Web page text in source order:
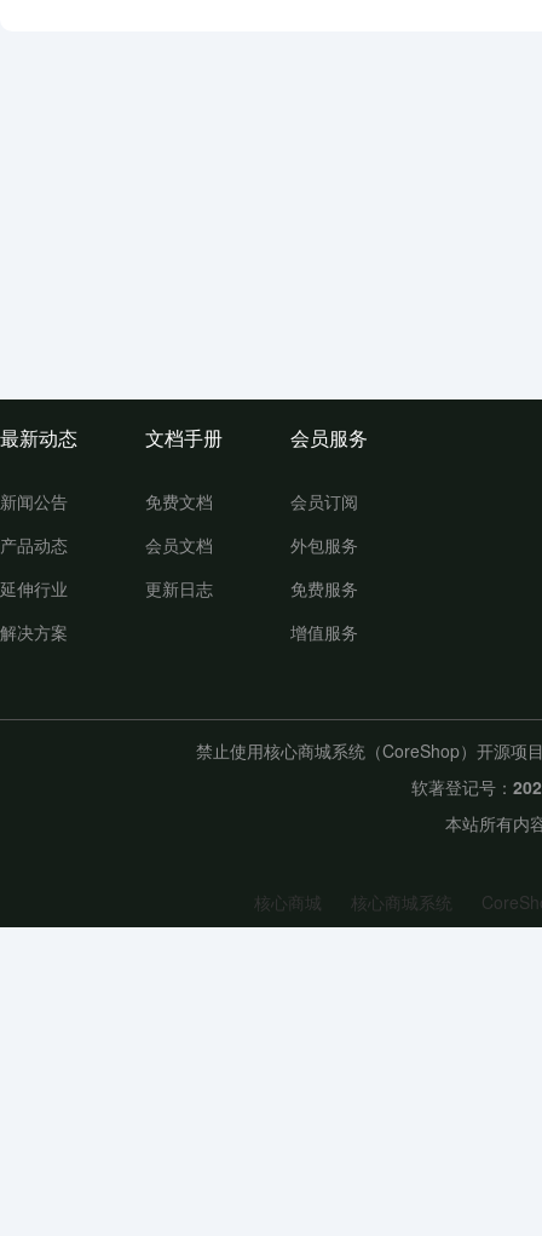
最新动态
新闻公告
产品动态
延伸行业
解决方案
文档手册
免费文档
会员文档
更新日志
会员服务
会员订阅
外包服务
免费服务
增值服务
禁止使用核心商城系统（CoreShop）开源项
软著登记号：
本站所有内
核心商城 核心商城系统